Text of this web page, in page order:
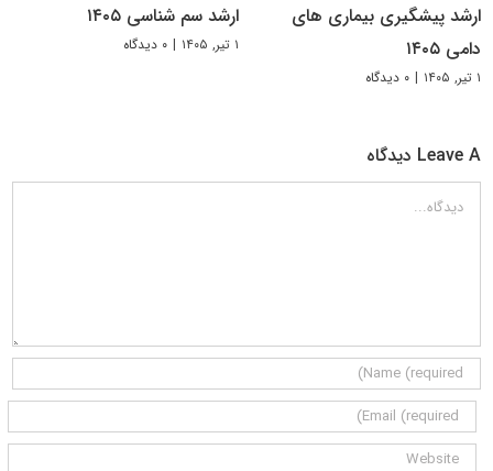
ارشد پیشگیری بیماری های
دامی ۱۴۰۵
۱ تیر, ۱۴۰۵ | ۰ دیدگاه
ارشد سم شناسی ۱۴۰۵
۱ تیر, ۱۴۰۵ | ۰ دیدگاه
Leave A دیدگاه
دیدگاه